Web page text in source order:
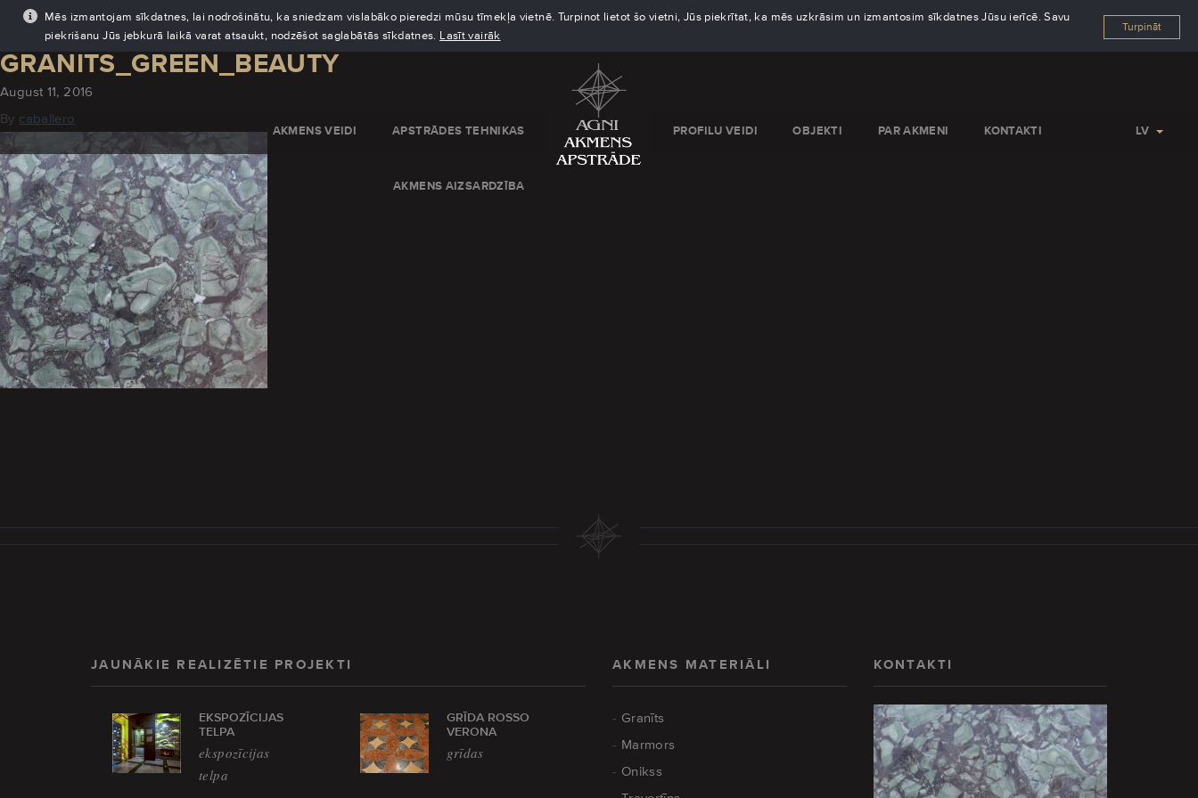
Mēs izmantojam sīkdatnes, lai nodrošinātu, ka sniedzam vislabāko pieredzi mūsu tīmekļa vietnē. Turpinot lietot šo vietni, Jūs piekrītat, ka mēs uzkrāsim un izmantosim sīkdatnes Jūsu ierīcē. Savu
piekrišanu Jūs jebkurā laikā varat atsaukt, nodzēšot saglabātās sīkdatnes. Lasīt vairāk
Turpināt
AKMENS VEIDI APSTRĀDES TEHNIKAS
AKMENS AIZSARDZĪBA
PROFILU VEIDI OBJEKTI PAR AKMENI KONTAKTI LV
GRANITS_GREEN_BEAUTY
August 11, 2016
By caballero
JAUNĀKIE REALIZĒTIE PROJEKTI
EKSPOZĪCIJAS
TELPA
ekspozīcijas
telpa
GRĪDA ROSSO
VERONA
grīdas
AKMENS MATERIĀLI
Granīts
Marmors
Onikss
KONTAKTI